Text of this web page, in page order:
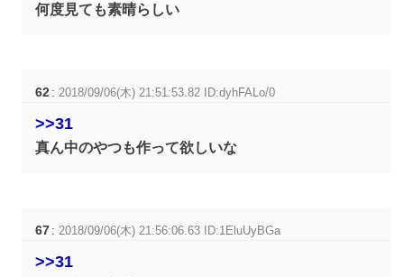
何度見ても素晴らしい
62 :2018/09/06(木) 21:51:53.82 ID:dyhFALo/0
>>31
真ん中のやつも作って欲しいな
67 :2018/09/06(木) 21:56:06.63 ID:1EluUyBGa
>>31